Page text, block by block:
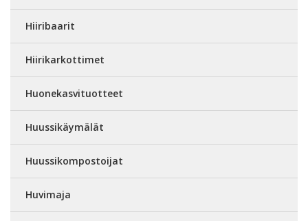
Hiiribaarit
Hiirikarkottimet
Huonekasvituotteet
Huussikäymälät
Huussikompostoijat
Huvimaja